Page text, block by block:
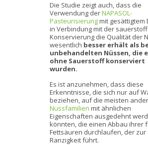
Die Studie zeigt auch, dass die
Verwendung derNAPASOL-
Pasteurisierungmit gesättigtem
in Verbindung mit der
Konservierung die Qualität der
wesentlich besser erhält als
unbehandelten Nüssen, die
ohne Sauerstoff konserviert
wurden.
Es ist anzunehmen, dass diese
Erkenntnisse, die sich nur auf
beziehen, auf die meisten
Nussfamilien mit ähnlichen
Eigenschaften ausgedehnt
könnten, die einen Abbau ihrer
Fettsäuren durchlaufen, der zur
Ranzigkeit führt.